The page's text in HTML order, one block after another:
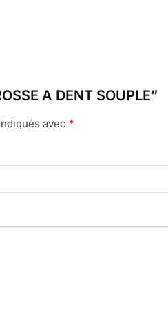
A DENT SOUPLE”
avec *